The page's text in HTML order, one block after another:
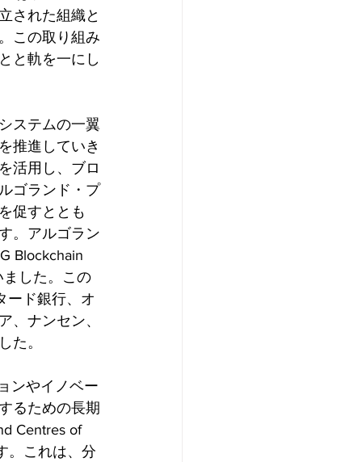
された組織と
この取り組み
と軌を一にし
ステムの一翼
推進していき
活用し、ブロ
ゴランド・プ
促すととも
。アルゴラン
Blockchain
ました。この
ード銀行、オ
、ナンセン、
た。
ンやイノベー
るための長期
Centres of
。これは、分